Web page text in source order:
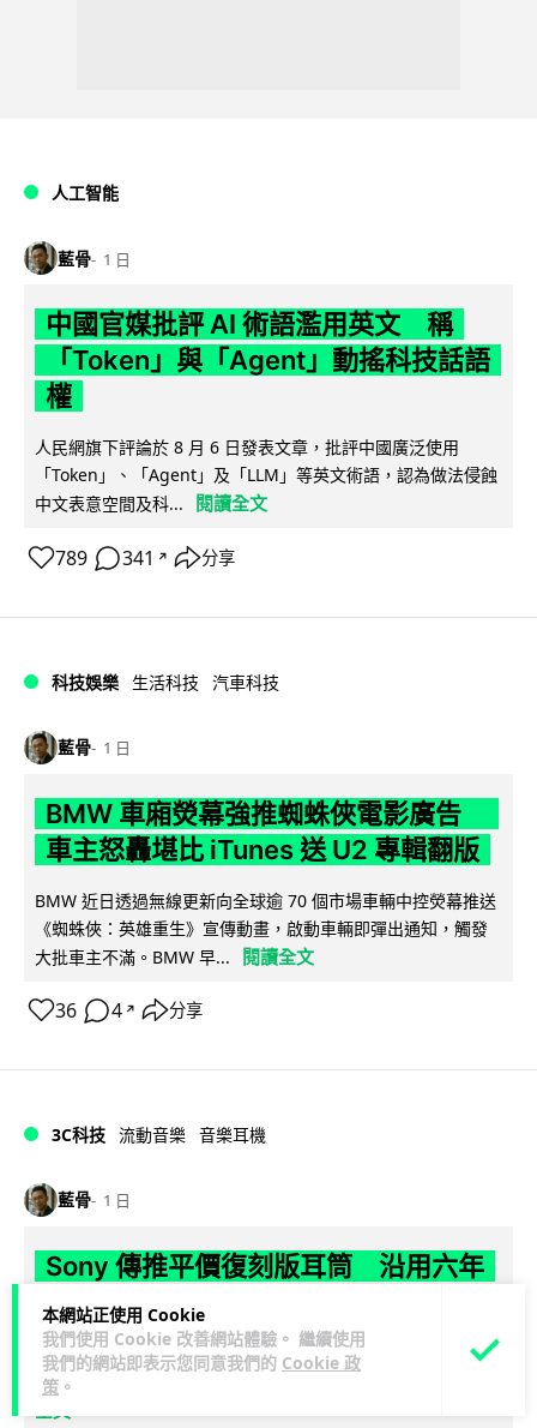
本網站正使用 Cookie
我們使用 Cookie 改善網站體驗。 繼續使用
我們的網站即表示您同意我們的 Cookie 政
策 。
人工智能
藍骨 1 日
中國官媒批評 AI 術語濫用英文 稱
「Token」與「Agent」動搖科技話語
權
人民網旗下評論於 8 月 6 日發表文章，批評中國廣泛使用
「Token」、「Agent」及「LLM」等英文術語，認為做法侵蝕
中文表意空間及科...
閱讀全文
789 341 ↗ 分享
科技娛樂 生活科技 汽車科技
藍骨 1 日
BMW 車廂熒幕強推蜘蛛俠電影廣告
車主怒轟堪比 iTunes 送 U2 專輯翻版
BMW 近日透過無線更新向全球逾 70 個市場車輛中控熒幕推送
《蜘蛛俠：英雄重生》宣傳動畫，啟動車輛即彈出通知，觸發
大批車主不滿。BMW 早...
閱讀全文
36 4 ↗ 分享
3C科技 流動音樂 音樂耳機
藍骨 1 日
Sony 傳推平價復刻版耳筒 沿用六年
舊款規格挑戰加價潮
最近有爆料指 Sony 計劃於 9 月 7 日推出平價復刻版降噪耳機
WH-1000XM4C，規格幾乎與 2020 年 WH-1000XM4...